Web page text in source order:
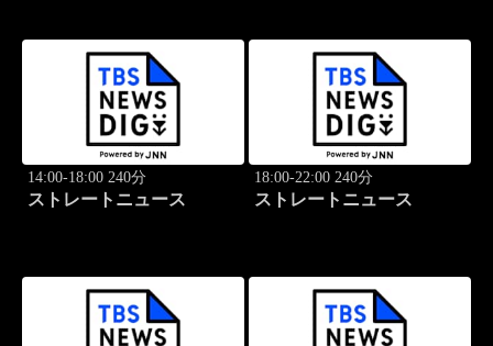
14:00-18:00 240分
ストレートニュース
18:00-22:00 240分
ストレートニュース